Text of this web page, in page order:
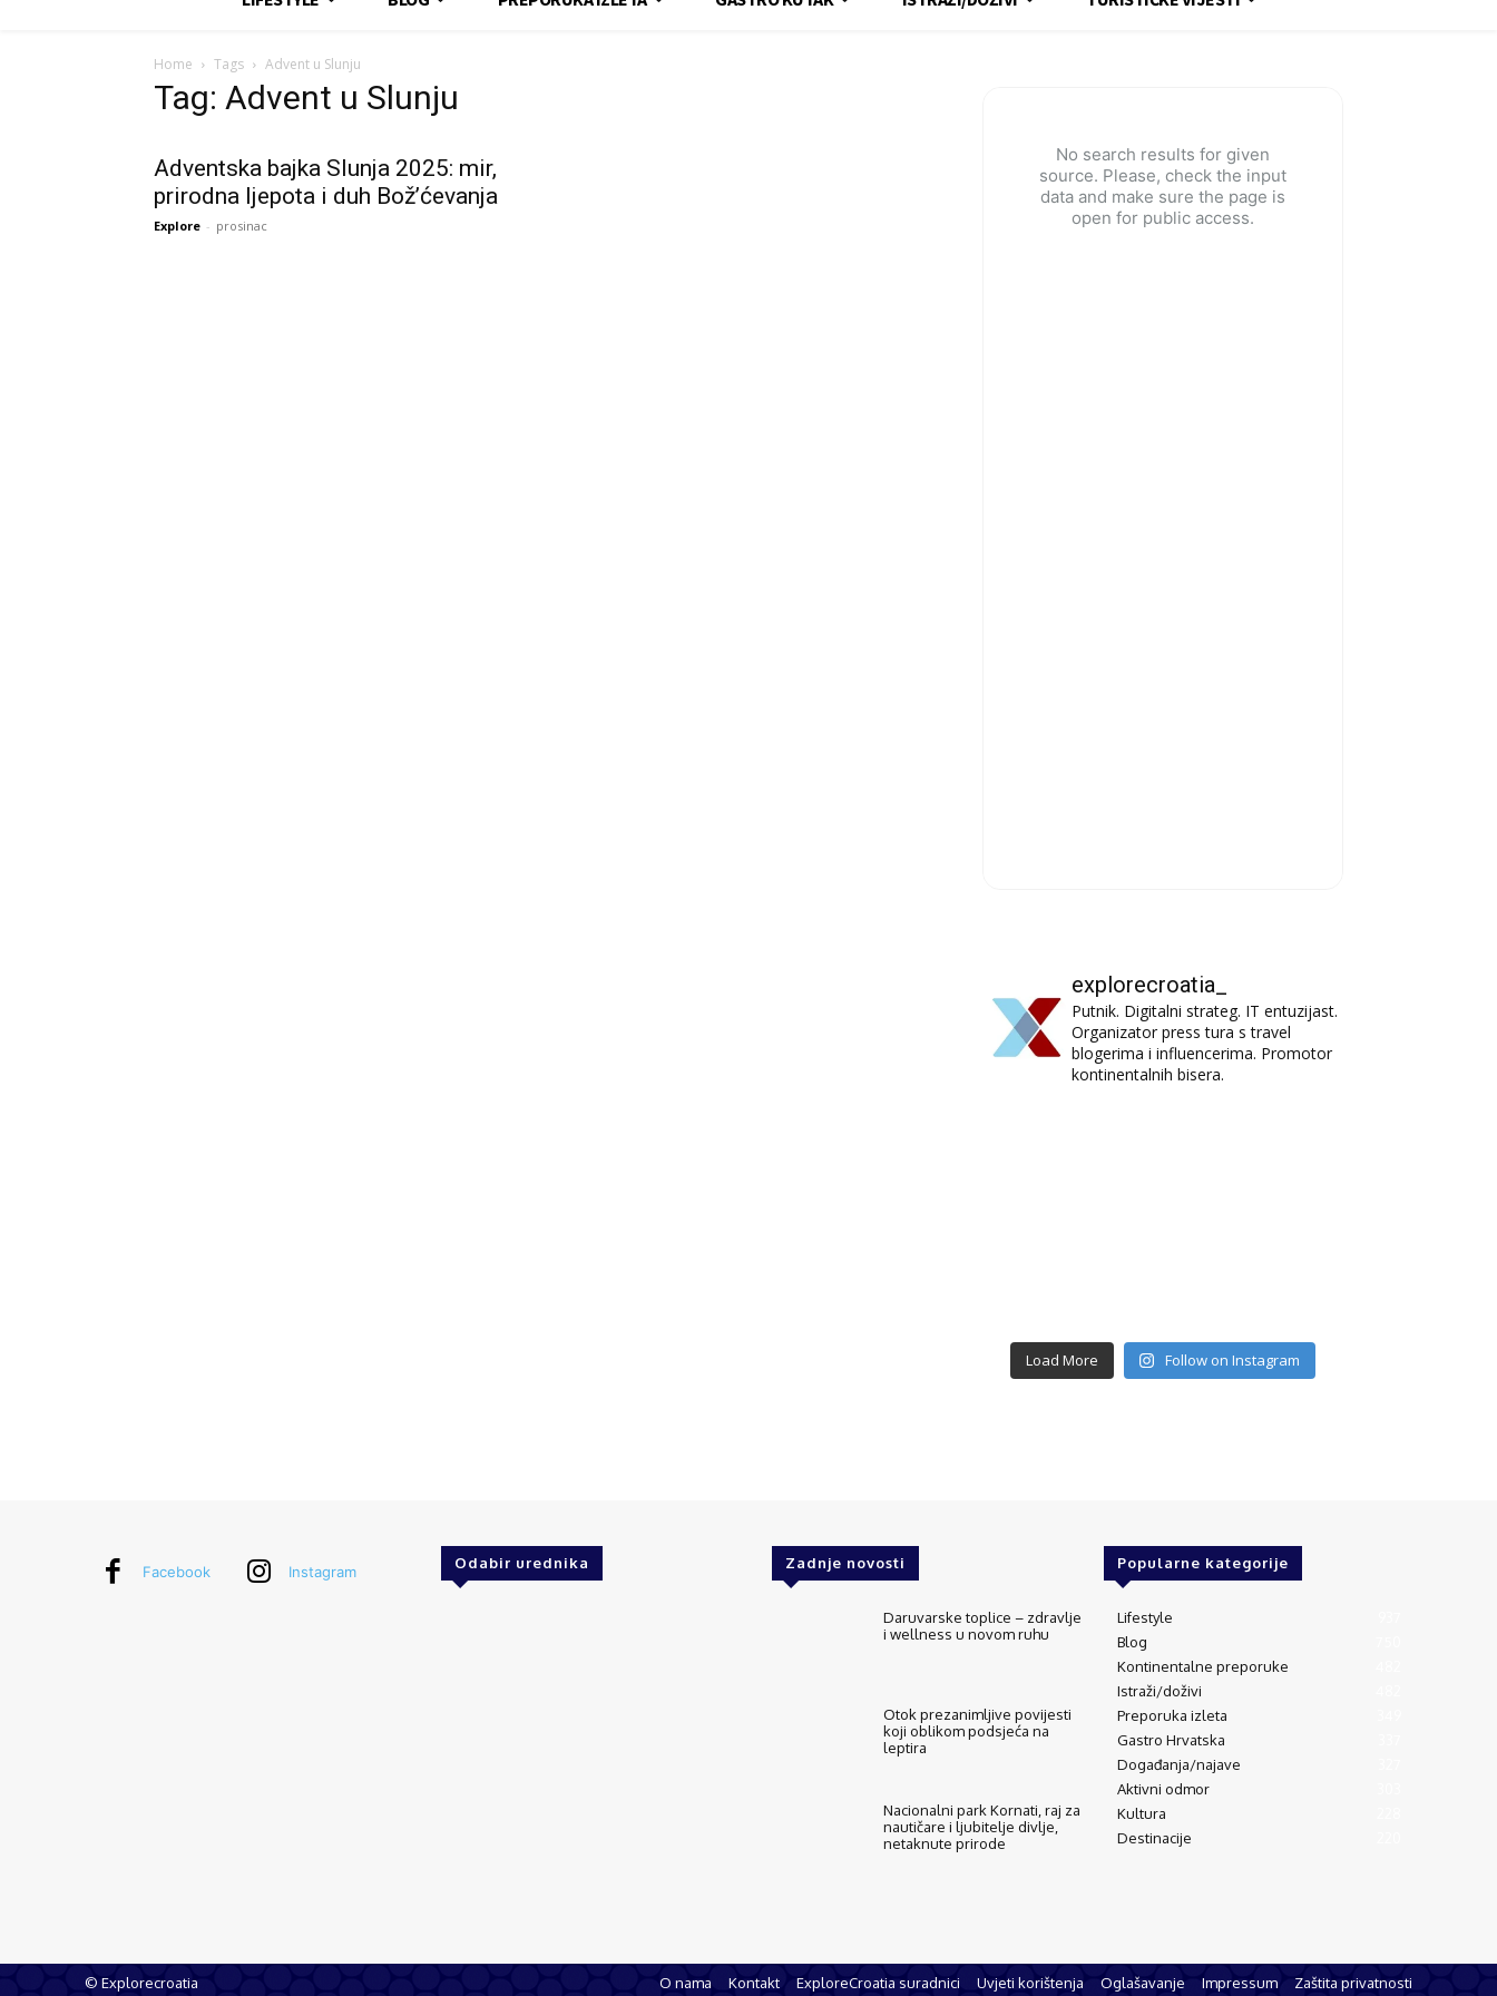
Home Tags Advent u Slunju
Tag: Advent u Slunju
Adventska bajka Slunja 2025: mir,
prirodna ljepota i duh Bož’ćevanja
Explore - prosinac
No search results for given
source. Please, check the input
data and make sure the page is
open for public access.
explorecroatia_
Putnik. Digitalni strateg. IT entuzijast.
Organizator press tura s travel
blogerima i influencerima. Promotor
kontinentalnih bisera.
Load More Follow on Instagram
Facebook Instagram Odabir urednika Zadnje novosti
Daruvarske toplice – zdravlje
i wellness u novom ruhu
Otok prezanimljive povijesti
koji oblikom podsjeća na
leptira
Nacionalni park Kornati, raj za
nautičare i ljubitelje divlje,
netaknute prirode
Popularne kategorije
Lifestyle
Blog
Kontinentalne preporuke
Istraži/doživi
Preporuka izleta
Gastro Hrvatska
Događanja/najave
Aktivni odmor
Kultura
Destinacije
© Explorecroatia O nama Kontakt ExploreCroatia suradnici Uvjeti korištenja Oglašavanje Impressum Zaštita privatnosti